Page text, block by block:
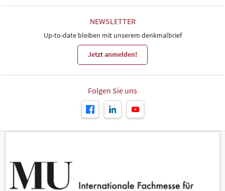
NEWSLETTER
Up-to-date bleiben mit unserem denkmalbrief
Jetzt anmelden!
Folgen Sie uns